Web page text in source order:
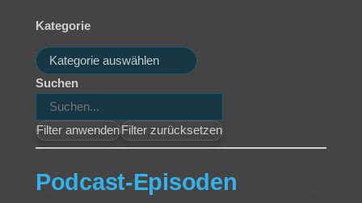
Kategorie
Kategorien
Suchen
Filter anwenden Filter zurücksetzen
Podcast-Episoden